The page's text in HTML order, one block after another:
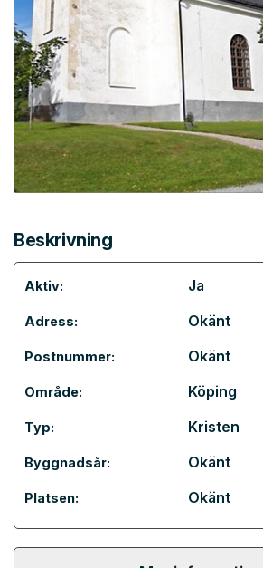
Beskrivning
Aktiv: Ja
Adress: Okänt
Postnummer: Okänt
Område: Köping
Typ: Kristen
Byggnadsår: Okänt
Platsen: Okänt